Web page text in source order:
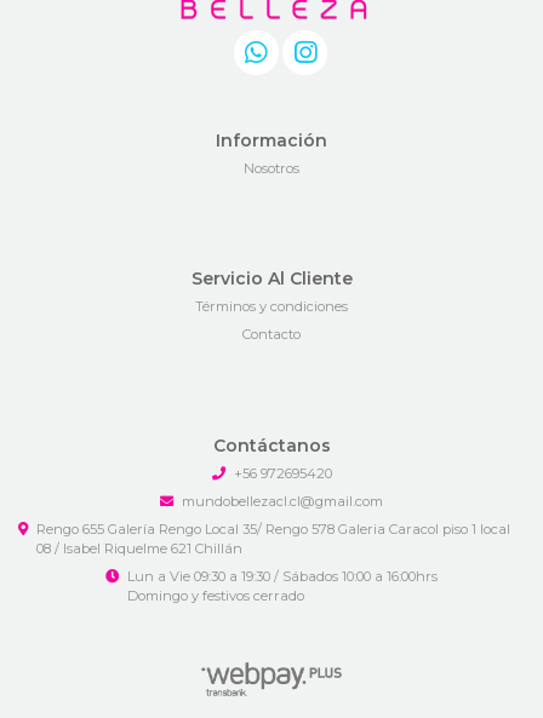
Información
Nosotros
Servicio Al Cliente
Términos y condiciones
Contacto
Contáctanos
+56 972695420
mundobellezacl.cl@gmail.com
Rengo 655 Galería Rengo Local 35/ Rengo 578 Galeria Caracol piso 1 local
08 / Isabel Riquelme 621 Chillán
Lun a Vie 09:30 a 19:30 / Sábados 10:00 a 16:00hrs
Domingo y festivos cerrado